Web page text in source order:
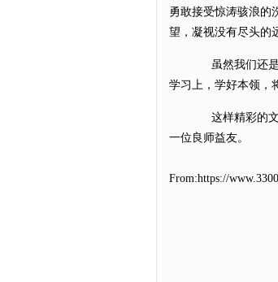
勇敢接受惊涛骇浪的
望，凝视没有尽头的
虽然我们还是
学习上，学好本领，
这样精彩的文
一位良师益友。
From:https://